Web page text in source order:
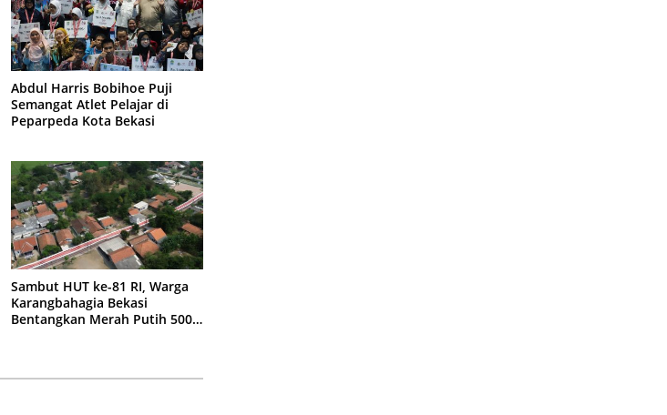
Abdul Harris Bobihoe Puji
Semangat Atlet Pelajar di
Peparpeda Kota Bekasi
Sambut HUT ke-81 RI, Warga
Karangbahagia Bekasi
Bentangkan Merah Putih 500